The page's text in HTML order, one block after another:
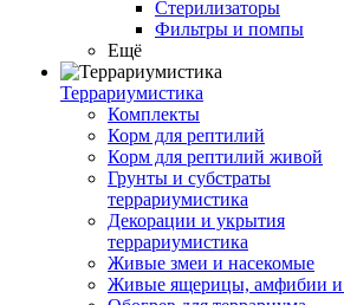
Стерилизаторы
Фильтры и помпы
Ещё
Террариумистика
Комплекты
Корм для рептилий
Корм для рептилий живой
Грунты и субстраты
террариумистика
Декорации и укрытия
террариумистика
Живые змеи и насекомые
Живые ящерицы, амфибии и